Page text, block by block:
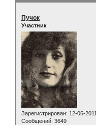
Пучок
Участник
Зарегистрирован: 12-06-2011
Сообщений: 3649